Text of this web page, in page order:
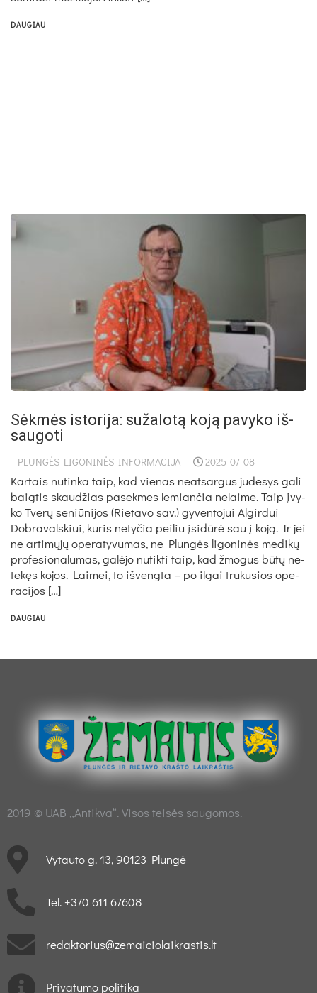
DAUGIAU
Sėk­mės is­to­ri­ja: su­ža­lo­tą ko­ją pa­vy­ko iš­
sau­go­ti
PLUNGĖS LIGONINĖS INFORMACIJA 2025-07-08
Kar­tais nu­tin­ka taip, kad vie­nas neat­sar­gus ju­de­sys ga­li
baig­tis skau­džias pa­sek­mes le­mian­čia ne­lai­me. Taip įvy­
ko Tve­rų se­niū­ni­jos (Rie­ta­vo sav.) gy­ven­to­jui Al­gir­dui
Dob­ra­vals­kiui, ku­ris ne­ty­čia pei­liu įsi­dū­rė sau į ko­ją. Ir jei
ne ar­ti­mų­jų ope­ra­ty­vu­mas, ne Plun­gės li­go­ni­nės me­di­kų
pro­fe­sio­na­lu­mas, ga­lė­jo nu­tik­ti taip, kad žmo­gus bū­tų ne­
te­kęs ko­jos. Lai­mei, to iš­veng­ta – po il­gai tru­ku­sios ope­
ra­ci­jos […]
DAUGIAU
2019 © UAB „Antikva“. Visos teisės saugomos.
Vytauto g. 13, 90123 Plungė
Tel. +370 611 67608
redaktorius@zemaiciolaikrastis.lt
Privatumo politika